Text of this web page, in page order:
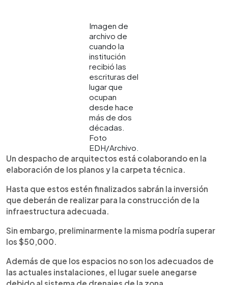
Imagen de
archivo de
cuando la
institución
recibió las
escrituras del
lugar que
ocupan
desde hace
más de dos
décadas.
Foto
EDH/Archivo.
Un despacho de arquitectos está colaborando en la
elaboración de los planos y la carpeta técnica.
Hasta que estos estén finalizados sabrán la inversión
que deberán de realizar para la construcción de la
infraestructura adecuada.
Sin embargo, preliminarmente la misma podría superar
los $50,000.
Además de que los espacios no son los adecuados de
las actuales instalaciones, el lugar suele anegarse